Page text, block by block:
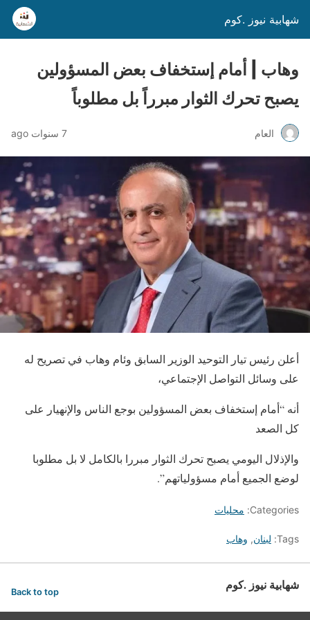
شهابية نيوز .كوم
وهاب | أمام إستخفاف بعض المسؤولين
يصبح تحرك الثوار مبرراً بل مطلوباً
العام 7 سنوات ago
أعلن رئيس ​تيار التوحيد​ الوزير السابق ​وئام وهاب​ في تصريح له
على وسائل التواصل الإجتماعي،
أنه “أمام إستخفاف بعض المسؤولين بوجع الناس والإنهيار على
كل الصعد
والإذلال اليومي يصبح تحرك الثوار مبررا بالكامل لا بل مطلوبا
لوضع الجميع أمام مسؤولياتهم”.
Categories: محليات
Tags: لبنان, وهاب
شهابية نيوز .كوم Back to top